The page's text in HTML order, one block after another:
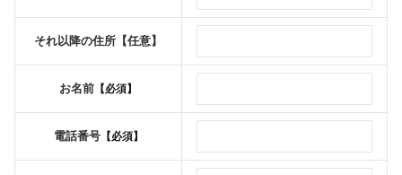
それ以降の住所 【任意】
お名前 【必須】
電話番号【必須】